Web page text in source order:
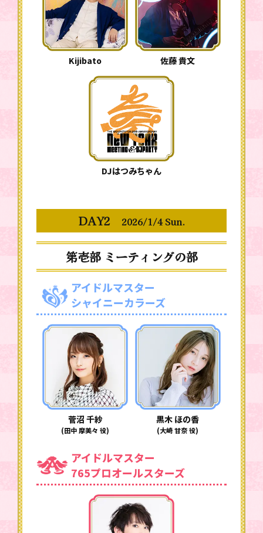
Kijibato 佐藤 貴文
DJはつみちゃん
DAY2 2026/1/4 Sun.
第壱部 ミーティングの部
アイドルマスター
シャイニーカラーズ
菅沼 千紗
(田中 摩美々 役)
黒木 ほの香
(大崎 甘奈 役)
アイドルマスター
765プロオールスターズ